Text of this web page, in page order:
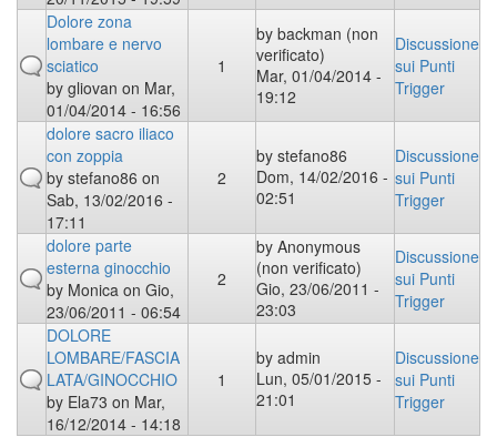
Dolore zona
lombare e nervo
sciatico
by gliovan on Mar,
01/04/2014 - 16:56
1
by backman (non
verificato)
Mar, 01/04/2014 -
19:12
Discussione
sui Punti
Trigger
dolore sacro iliaco
con zoppia
by stefano86 on
Sab, 13/02/2016 -
17:11
2
by stefano86
Dom, 14/02/2016 -
02:51
Discussione
sui Punti
Trigger
dolore parte
esterna ginocchio
by Monica on Gio,
23/06/2011 - 06:54
2
by Anonymous
(non verificato)
Gio, 23/06/2011 -
23:03
Discussione
sui Punti
Trigger
DOLORE
LOMBARE/FASCIA
LATA/GINOCCHIO
by Ela73 on Mar,
16/12/2014 - 14:18
1
by admin
Lun, 05/01/2015 -
21:01
Discussione
sui Punti
Trigger